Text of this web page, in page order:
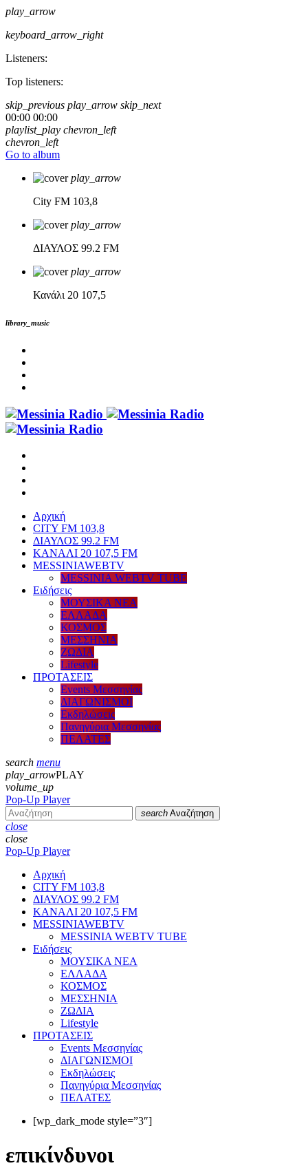
play_arrow
keyboard_arrow_right
Listeners:
Top listeners:
skip_previous play_arrow skip_next
00:00 00:00
playlist_play chevron_left
chevron_left
Go to album
play_arrow
City FM 103,8
play_arrow
ΔΙΑΥΛΟΣ 99.2 FM
play_arrow
Κανάλι 20 107,5
library_music
Αρχική
CITY FM 103,8
ΔΙΑΥΛΟΣ 99.2 FM
ΚΑΝΑΛΙ 20 107,5 FM
MESSINIAWEBTV
MESSINIA WEBTV TUBE
Eιδήσεις
ΜΟΥΣΙΚΑ ΝΕΑ
ΕΛΛΑΔΑ
ΚΟΣΜΟΣ
ΜΕΣΣΗΝΙΑ
ΖΩΔΙΑ
Lifestyle
ΠΡΟΤΑΣΕΙΣ
Events Μεσσηνίας
ΔΙΑΓΩΝΙΣΜΟΙ
Εκδηλώσεις
Πανηγύρια Μεσσηνίας
ΠΕΛΑΤΕΣ
search menu
play_arrowPLAY
volume_up
Pop-Up Player
search Αναζήτηση
close
close
Pop-Up Player
Αρχική
CITY FM 103,8
ΔΙΑΥΛΟΣ 99.2 FM
ΚΑΝΑΛΙ 20 107,5 FM
MESSINIAWEBTV
MESSINIA WEBTV TUBE
Eιδήσεις
ΜΟΥΣΙΚΑ ΝΕΑ
ΕΛΛΑΔΑ
ΚΟΣΜΟΣ
ΜΕΣΣΗΝΙΑ
ΖΩΔΙΑ
Lifestyle
ΠΡΟΤΑΣΕΙΣ
Events Μεσσηνίας
ΔΙΑΓΩΝΙΣΜΟΙ
Εκδηλώσεις
Πανηγύρια Μεσσηνίας
ΠΕΛΑΤΕΣ
[wp_dark_mode style=”3″]
επικίνδυνοι